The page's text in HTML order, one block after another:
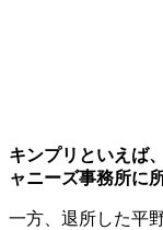
キンプリといえば
ャニーズ事務所に
一方、退所した平